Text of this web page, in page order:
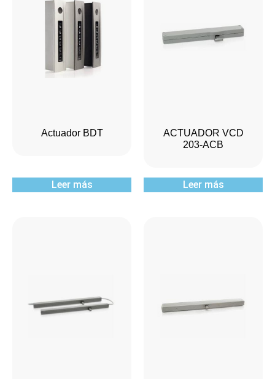
Actuador BDT
Leer más
ACTUADOR VCD
203-ACB
Leer más